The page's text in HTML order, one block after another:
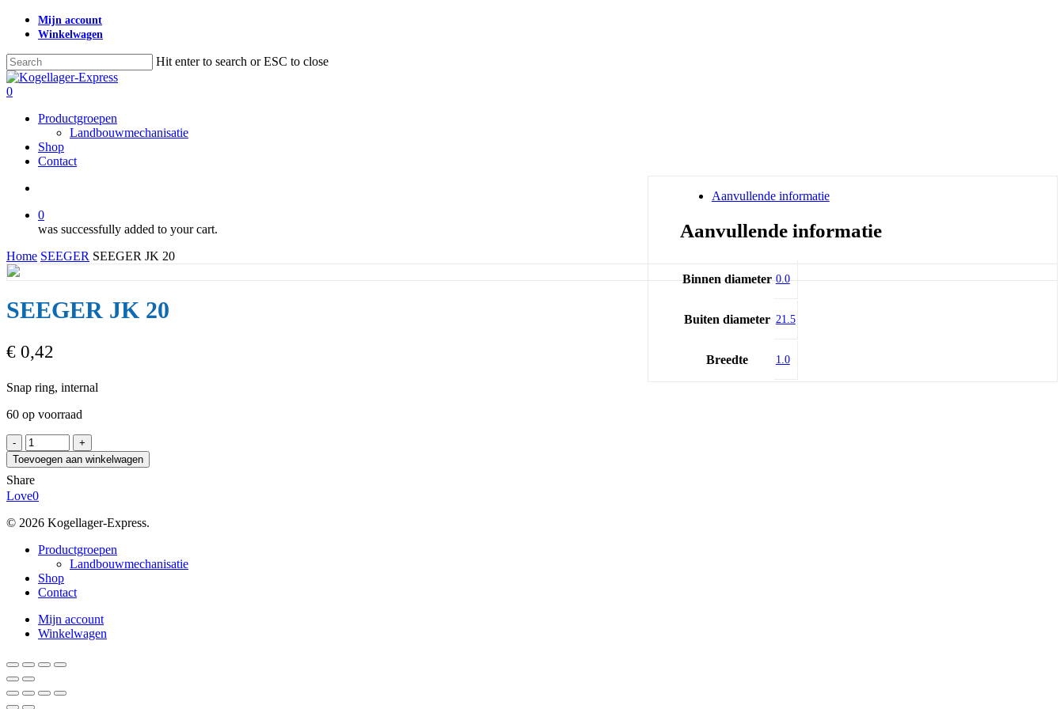
Skip
content
Mijn account
Winkelwagen
Hit enter to search or ESC to close
Close
Search
search
0
Productgroepen
Landbouwmechanisatie
Shop
Contact
0
was successfully added to your cart.
Home SEEGER SEEGER JK 20
SEEGER JK 20
€ 0,42
Snap ring, internal
60 op voorraad
SEEGER
JK
20
aantal
Toevoegen aan winkelwagen
Share
Love0
Aanvullende informatie
Aanvullende informatie
Binnen diameter 0.0
Buiten diameter 21.5
Breedte 1.0
© 2026 Kogellager-Express.
Close
Productgroepen
Landbouwmechanisatie
Shop
Contact
Mijn account
Winkelwagen